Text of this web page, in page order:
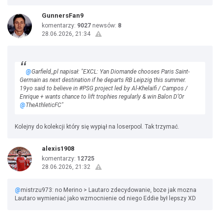
GunnersFan9
komentarzy: 9027 newsów: 8
28.06.2026, 21:34
@Garfield_pl napisał: "EXCL: Yan Diomande chooses Paris Saint-
Germain as next destination if he departs RB Leipzig this summer.
19yo said to believe in #PSG project led by Al-Khelaifi / Campos /
Enrique + wants chance to lift trophies regularly & win Balon D’Or
@TheAthleticFC"
Kolejny do kolekcji który się wypiął na loserpool. Tak trzymać.
alexis1908
komentarzy: 12725
28.06.2026, 21:32
@mistrzu973: no Merino > Lautaro zdecydowanie, boze jak mozna
Lautaro wymieniać jako wzmocnienie od niego Eddie był lepszy XD